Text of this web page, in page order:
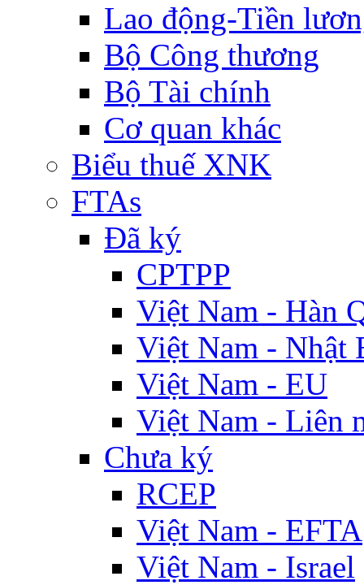
Lao động-Tiền
Bộ Công thương
Bộ Tài chính
Cơ quan khác
Biểu thuế XNK
FTAs
Đã ký
CPTPP
Việt Nam - Hàn
Việt Nam - Nhật
Việt Nam - EU
Việt Nam - Liên
Chưa ký
RCEP
Việt Nam - EFTA
Việt Nam - Israel